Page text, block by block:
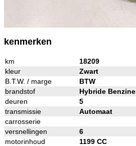
kenmerken
km
18209
kleur
Zwart
B.T.W. / marge
BTW
brandstof
Hybride Benzine
deuren
5
transmissie
Automaat
carrosserie
versnellingen
6
motorinhoud
1199 CC